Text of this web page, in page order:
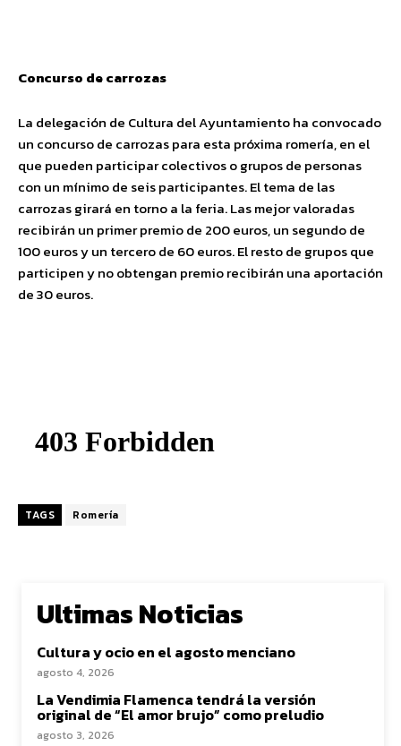
Concurso de carrozas
La delegación de Cultura del Ayuntamiento ha convocado
un concurso de carrozas para esta próxima romería, en el
que pueden participar colectivos o grupos de personas
con un mínimo de seis participantes. El tema de las
carrozas girará en torno a la feria. Las mejor valoradas
recibirán un primer premio de 200 euros, un segundo de
100 euros y un tercero de 60 euros. El resto de grupos que
participen y no obtengan premio recibirán una aportación
de 30 euros.
TAGS Romería
Ultimas Noticias
Cultura y ocio en el agosto menciano
agosto 4, 2026
La Vendimia Flamenca tendrá la versión
original de “El amor brujo” como preludio
agosto 3, 2026